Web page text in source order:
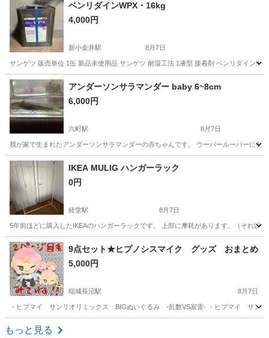
ベンリダインWPX・16kg
4,000円
新小金井駅 8月7日
サンゲツ 販売単位 1缶 新品未使用品 サンゲツ 耐湿工法 1液型 接着剤 ベンリダイン
東京 三鷹市 新小金井駅 その他
アンダーソンサラマンダー baby 6~8cm
6,000円
六町駅 8月7日
我が家で生まれたアンダーソンサラマンダーの赤ちゃんです。 ウーパールーパーに
東京 足立区
IKEA MULIG ハンガーラック
0円
経堂駅 8月7日
5年前ほどに購入したIKEAのハンガーラックです。 上部に摩耗があります。（それ以
東京 世田谷区 経堂駅 その他 MULIG
9点セット★ヒプノシスマイク グッズ おまとめ
5,000円
稲城長沼駅 8月7日
・ヒプマイ サンリオリミックス BIGぬいぐるみ -乱数VS寂雷- ・ヒプマイ サン
東京 稲城市
もっと見る